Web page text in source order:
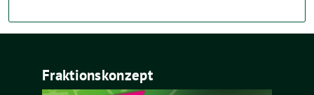
Fraktionskonzept